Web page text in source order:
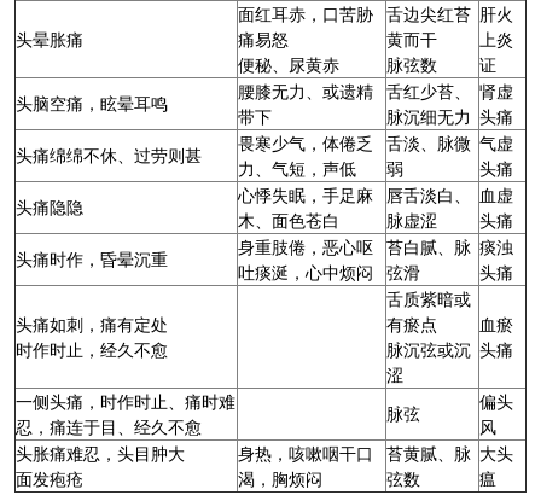
头晕胀痛
面红耳赤，口苦胁
痛易怒
便秘、尿黄赤
舌边尖红苔
黄而干
脉弦数
肝火
上炎
证
头脑空痛，眩晕耳鸣
腰膝无力、或遗精
带下
舌红少苔、
脉沉细无力
肾虚
头痛
头痛绵绵不休、过劳则甚
畏寒少气，体倦乏
力、气短，声低
舌淡、脉微
弱
气虚
头痛
头痛隐隐
心悸失眠，手足麻
木、面色苍白
唇舌淡白、
脉虚涩
血虚
头痛
头痛时作，昏晕沉重
身重肢倦，恶心呕
吐痰涎，心中烦闷
苔白腻、脉
弦滑
痰浊
头痛
头痛如刺，痛有定处
时作时止，经久不愈
舌质紫暗或
有瘀点
脉沉弦或沉
涩
血瘀
头痛
一侧头痛，时作时止、痛时难
忍，痛连于目、经久不愈
脉弦
偏头
风
头胀痛难忍，头目肿大
面发疱疮
身热，咳嗽咽干口
渴，胸烦闷
苔黄腻、脉
弦数
大头
瘟